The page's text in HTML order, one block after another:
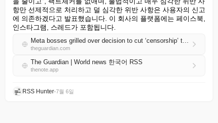
항만 선제적으로 처리하고 덜 심각한 위반 사항은 사용자의 신고
에 의존하겠다고 발표했습니다. 이 회사의 플랫폼에는 페이스북,
인스타그램, 스레드가 포함됩니다.
Meta bosses grilled over decision to cut ‘censorship’ that has potentially unleashed more antisemitic content
theguardian.com
The Guardian | World news 한국어 RSS
thenote.app
RSS Hunter•7월 6일